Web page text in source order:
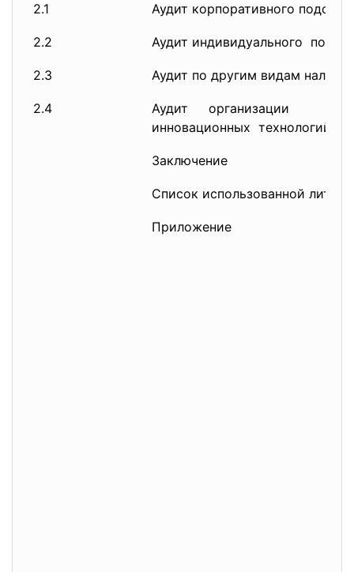
2.1 Аудит корпоративного
2.2 Аудит индивидуального
2.3 Аудит по другим видам налогов
2.4
Аудит организации
инновационных технологий
Заключение
Список использованной
Приложение